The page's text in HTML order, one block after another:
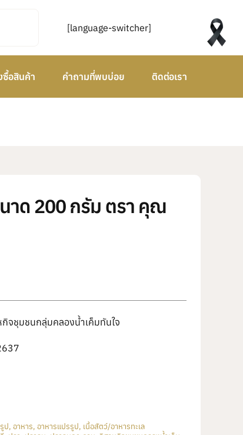
[language-switcher]
ซื้อสินค้า คำถามที่พบบ่อย ติดต่อเรา
าด 200 กรัม ตรา คุณ
กิจชุมชนกลุ่มคลองน้ำเค็มทันใจ
ป, อาหาร, อาหารแปรรูป, เนื้อสัตว์/อาหารทะเล